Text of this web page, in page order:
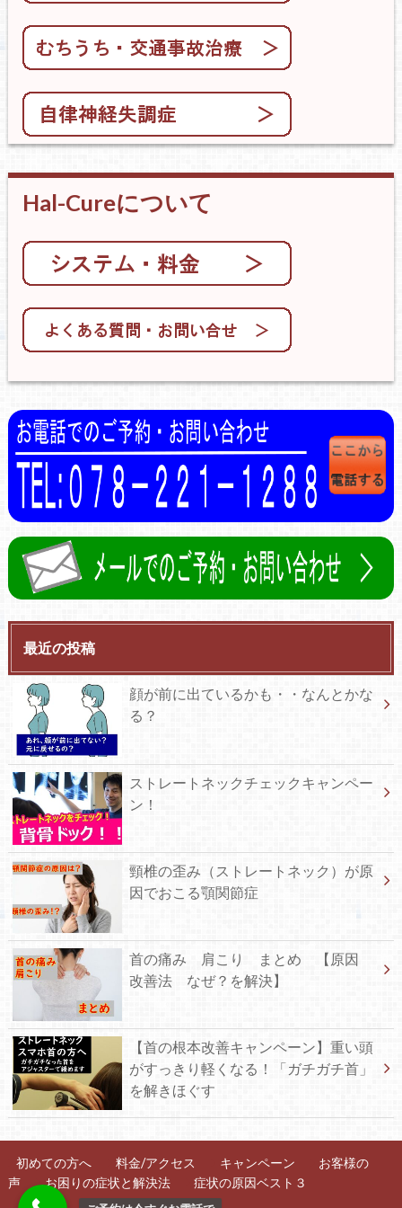
Hal-Cureについて
最近の投稿
顔が前に出ているかも・・なんとかな
る？
ストレートネックチェックキャンペー
ン！
頸椎の歪み（ストレートネック）が原
因でおこる顎関節症
首の痛み 肩こり まとめ 【原因
改善法 なぜ？を解決】
【首の根本改善キャンペーン】重い頭
がすっきり軽くなる！「ガチガチ首」
を解きほぐす
初めての方へ 料金/アクセス キャンペーン
お客様の
声
お困りの症状と解決法 症状の原因ベスト３